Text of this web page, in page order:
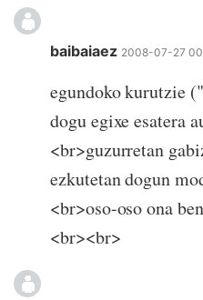
baibaiaez 2008-07-27
egundoko kurutzie
dogu egixe esatera
<br>guzurretan
ezkutetan dogun
<br>oso-oso ona
<br><br>